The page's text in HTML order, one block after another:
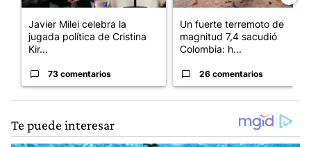
Javier Milei celebra la
jugada política de Cristina
Kir...
73 comentarios
Un fuerte terremoto de
magnitud 7,4 sacudió
Colombia: h...
26 comentarios